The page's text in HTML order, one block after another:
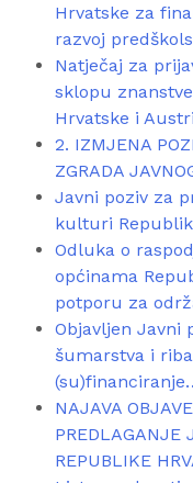
Hrvatske za
razvoj
Natječaj za
sklopu
Hrvatske i
2. IZMJENA
ZGRADA
Javni poziv za
kulturi
Odluka o
općinama
potporu za
Objavljen Javni
šumarstva i
NAJAVA
PREDLAGANJE
REPUBLIKE